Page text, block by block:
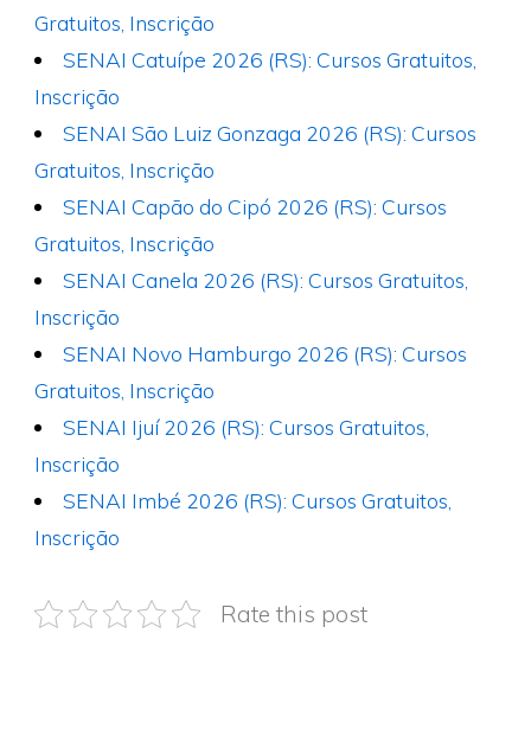
Gratuitos, Inscrição
SENAI Catuípe 2026 (RS): Cursos Gratuitos,
Inscrição
SENAI São Luiz Gonzaga 2026 (RS): Cursos
Gratuitos, Inscrição
SENAI Capão do Cipó 2026 (RS): Cursos
Gratuitos, Inscrição
SENAI Canela 2026 (RS): Cursos Gratuitos,
Inscrição
SENAI Novo Hamburgo 2026 (RS): Cursos
Gratuitos, Inscrição
SENAI Ijuí 2026 (RS): Cursos Gratuitos,
Inscrição
SENAI Imbé 2026 (RS): Cursos Gratuitos,
Inscrição
Rate this post